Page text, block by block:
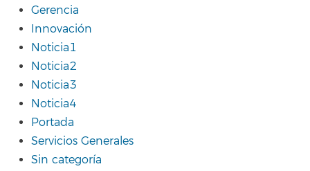
Gerencia
Innovación
Noticia1
Noticia2
Noticia3
Noticia4
Portada
Servicios Generales
Sin categoría